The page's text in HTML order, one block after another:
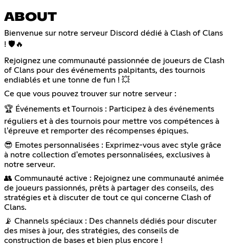
ABOUT
Bienvenue sur notre serveur Discord dédié à Clash of Clans
! 🛡️🔥
Rejoignez une communauté passionnée de joueurs de Clash
of Clans pour des événements palpitants, des tournois
endiablés et une tonne de fun ! 💥
Ce que vous pouvez trouver sur notre serveur :
🏆 Événements et Tournois : Participez à des événements
réguliers et à des tournois pour mettre vos compétences à
l'épreuve et remporter des récompenses épiques.
😎 Emotes personnalisées : Exprimez-vous avec style grâce
à notre collection d'emotes personnalisées, exclusives à
notre serveur.
👥 Communauté active : Rejoignez une communauté animée
de joueurs passionnés, prêts à partager des conseils, des
stratégies et à discuter de tout ce qui concerne Clash of
Clans.
📡 Channels spéciaux : Des channels dédiés pour discuter
des mises à jour, des stratégies, des conseils de
construction de bases et bien plus encore !